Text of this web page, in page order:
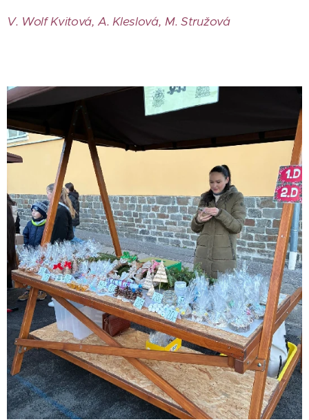
V. Wolf Kvitová, A. Kleslová, M. Stružová